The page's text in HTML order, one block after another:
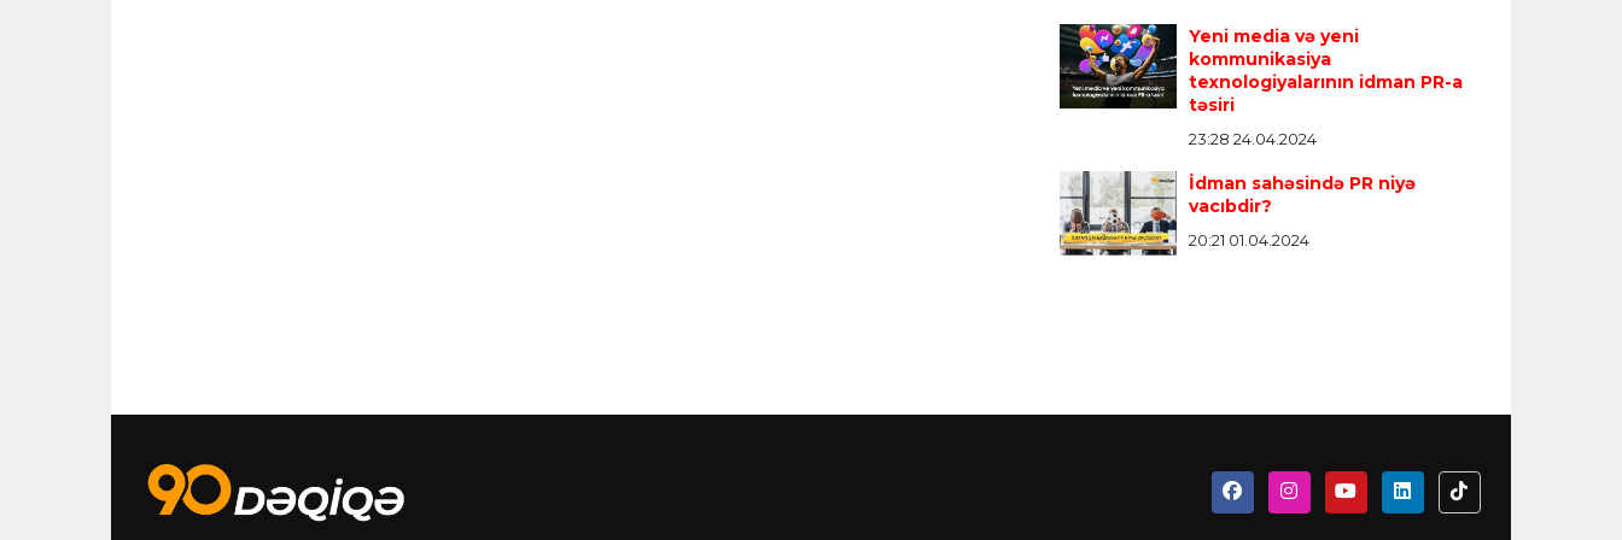
Yeni media və yeni
kommunikasiya
texnologiyalarının idman PR-a
təsiri
23:28 24.04.2024
İdman sahəsində PR niyə
vacıbdir?
20:21 01.04.2024